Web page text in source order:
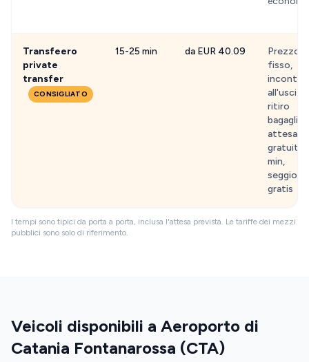
Transfeero
private
transfer
CONSIGLIATO
15-25 min da EUR 40.09
Prezzo
fisso,
incontro
all'uscita
ritiro
bagagli,
attesa
gratuita
min,
seggiolini
gratis
I tempi sono tipici da porta a porta, inclusa l'attesa prevista. Le tariffe dei mezzi
pubblici sono solo di riferimento.
Veicoli disponibili a Aeroporto di
Catania Fontanarossa (CTA)